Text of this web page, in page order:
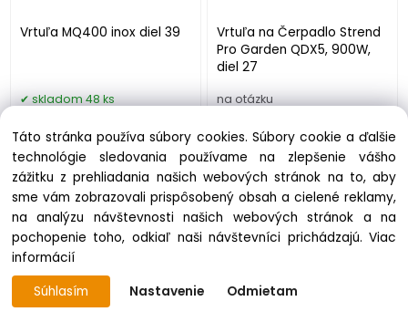
Vrtuľa MQ400 inox diel 39
skladom 48 ks
Vrtuľa na Čerpadlo Strend
Pro Garden QDX5, 900W,
diel 27
na otázku
Táto stránka používa súbory cookies. Súbory cookie a ďalšie
technológie sledovania používame na zlepšenie vášho
zážitku z prehliadania našich webových stránok na to, aby
sme vám zobrazovali prispôsobený obsah a cielené reklamy,
na analýzu návštevnosti našich webových stránok a na
pochopenie toho, odkiaľ naši návštevníci prichádzajú.Viac
informácií
Súhlasím
Nastavenie Odmietam